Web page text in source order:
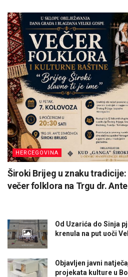
HERCEGOVINA
Široki Brijeg u znaku
večer folklora na Trgu dr.
Od Uzarića do Sinja
krenula na put uoči
Objavljen javni
projekata kulture u